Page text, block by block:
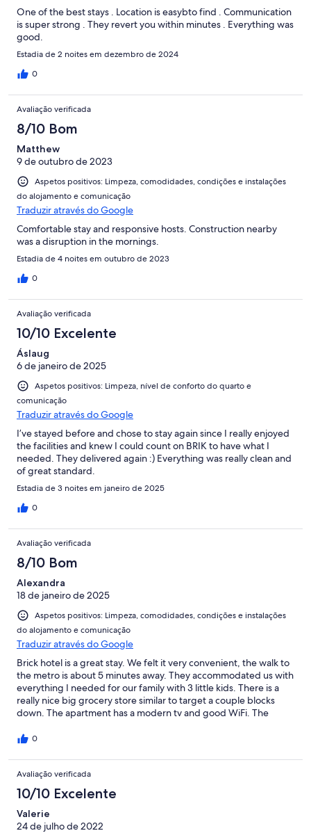
One of the best stays . Location is easybto find . Communication
is super strong . They revert you within minutes . Everything was
good.
Estadia de 2 noites em dezembro de 2024
0
Avaliação verificada
8/10 Bom
Matthew
9 de outubro de 2023
Aspetos positivos: Limpeza, comodidades, condições e instalações
do alojamento e comunicação
Traduzir através do Google
Comfortable stay and responsive hosts. Construction nearby
was a disruption in the mornings.
Estadia de 4 noites em outubro de 2023
0
Avaliação verificada
10/10 Excelente
Áslaug
6 de janeiro de 2025
Aspetos positivos: Limpeza, nível de conforto do quarto e
comunicação
Traduzir através do Google
I’ve stayed before and chose to stay again since I really enjoyed
the facilities and knew I could count on BRIK to have what I
needed. They delivered again :) Everything was really clean and
of great standard.
Estadia de 3 noites em janeiro de 2025
0
Avaliação verificada
8/10 Bom
Alexandra
18 de janeiro de 2025
Aspetos positivos: Limpeza, comodidades, condições e instalações
do alojamento e comunicação
Traduzir através do Google
Brick hotel is a great stay. We felt it very convenient, the walk to
the metro is about 5 minutes away. They accommodated us with
everything I needed for our family with 3 little kids. There is a
really nice big grocery store similar to target a couple blocks
down. The apartment has a modern tv and good WiFi. The
0
Avaliação verificada
10/10 Excelente
Valerie
24 de julho de 2022